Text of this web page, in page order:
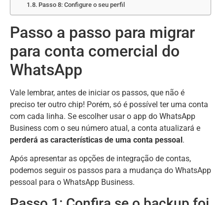
Passo 8: Configure o seu perfil
Passo a passo para migrar
para conta comercial do
WhatsApp
Vale lembrar, antes de iniciar os passos, que não é
preciso ter outro chip! Porém, só é possível ter uma conta
com cada linha. Se escolher usar o app do WhatsApp
Business com o seu número atual, a conta atualizará e
perderá as características de uma conta pessoal.
Após apresentar as opções de integração de contas,
podemos seguir os passos para a mudança do WhatsApp
pessoal para o WhatsApp Business.